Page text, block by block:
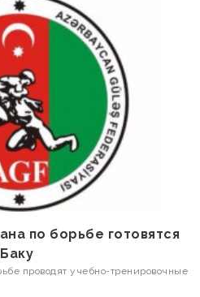
по борьбе готовятся
проводят учебно-тренировочные